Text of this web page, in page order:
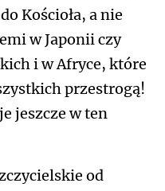
Kościoła, a nie
w Japonii czy
i w Afryce, które
przestrogą!
jeszcze w ten
od